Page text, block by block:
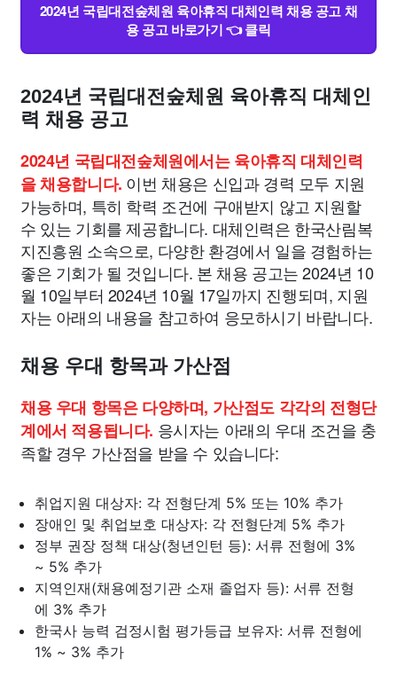
2024년 국립대전숲체원 육아휴직 대체인력 채용 공고 채
용 공고 바로가기 👈 클릭
2024년 국립대전숲체원 육아휴직 대체인
력 채용 공고
2024년 국립대전숲체원에서는 육아휴직 대체인력
을 채용합니다. 이번 채용은 신입과 경력 모두 지원
가능하며, 특히 학력 조건에 구애받지 않고 지원할
수 있는 기회를 제공합니다. 대체인력은 한국산림복
지진흥원 소속으로, 다양한 환경에서 일을 경험하는
좋은 기회가 될 것입니다. 본 채용 공고는 2024년 10
월 10일부터 2024년 10월 17일까지 진행되며, 지원
자는 아래의 내용을 참고하여 응모하시기 바랍니다.
채용 우대 항목과 가산점
채용 우대 항목은 다양하며, 가산점도 각각의 전형단
계에서 적용됩니다. 응시자는 아래의 우대 조건을 충
족할 경우 가산점을 받을 수 있습니다:
취업지원 대상자: 각 전형단계 5% 또는 10% 추가
장애인 및 취업보호 대상자: 각 전형단계 5% 추가
정부 권장 정책 대상(청년인턴 등): 서류 전형에 3%
~ 5% 추가
지역인재(채용예정기관 소재 졸업자 등): 서류 전형
에 3% 추가
한국사 능력 검정시험 평가등급 보유자: 서류 전형에
1% ~ 3% 추가